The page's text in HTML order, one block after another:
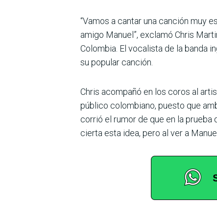
“Vamos a cantar una canción muy
amigo Manuel”, exclamó Chris
Colombia. El vocalista de la banda
su popular canción.
Chris acompañó en los coros al
público colombiano, puesto que
corrió el rumor de que en la
cierta esta idea, pero al ver a